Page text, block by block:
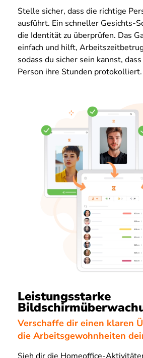
Stelle sicher, dass die richtige
ausführt. Ein schneller Gesichts-
die Identität zu überprüfen. Das
einfach und hilft,
sodass du sicher sein kannst,
Person ihre Stunden protokolliert.
Leistungsstarke
Verschaffe dir einen klaren
die Arbeitsgewohnheiten